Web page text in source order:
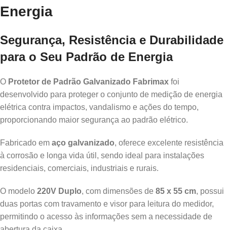
Energia
Segurança, Resistência e Durabilidade
para o Seu Padrão de Energia
O Protetor de Padrão Galvanizado Fabrimax foi
desenvolvido para proteger o conjunto de medição de energia
elétrica contra impactos, vandalismo e ações do tempo,
proporcionando maior segurança ao padrão elétrico.
Fabricado em aço galvanizado, oferece excelente resistência
à corrosão e longa vida útil, sendo ideal para instalações
residenciais, comerciais, industriais e rurais.
O modelo 220V Duplo, com dimensões de 85 x 55 cm, possui
duas portas com travamento e visor para leitura do medidor,
permitindo o acesso às informações sem a necessidade de